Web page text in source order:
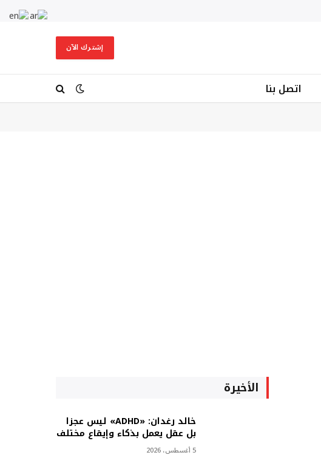
إشترك الآن
اتصل بنا
الأخيرة
خالد رغدان: «ADHD» ليس عجزا
بل عقل يعمل بذكاء وإيقاع مختلف
5 أغسطس، 2026